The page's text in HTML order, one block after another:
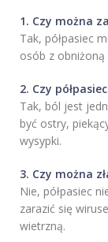
1. Czy można
Tak, półpasiec
osób z obniżoną
2. Czy
Tak, ból jest
być ostry,
wysypki.
3. Czy można
Nie, półpasiec
zarazić się
wietrzną.